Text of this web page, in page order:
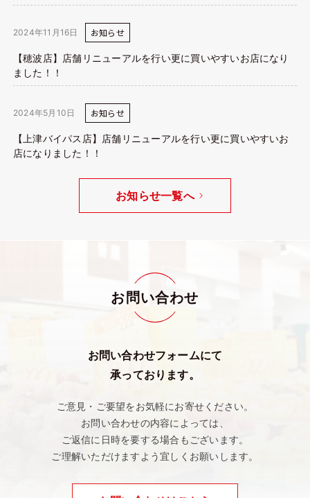
2024年11月16日 お知らせ
【穂波店】店舗リニューアルを行い更に買いやすいお店になり
ました！！
2024年5月10日 お知らせ
【上津バイパス店】店舗リニューアルを行い更に買いやすいお
店になりました！！
お知らせ一覧へ
お問い合わせ
お問い合わせフォームにて
承っております。
ご意見・ご要望をお気軽にお寄せください。
お問い合わせの内容によっては、
ご返信に日時を要する場合もございます。
ご理解いただけますよう宜しくお願いします。